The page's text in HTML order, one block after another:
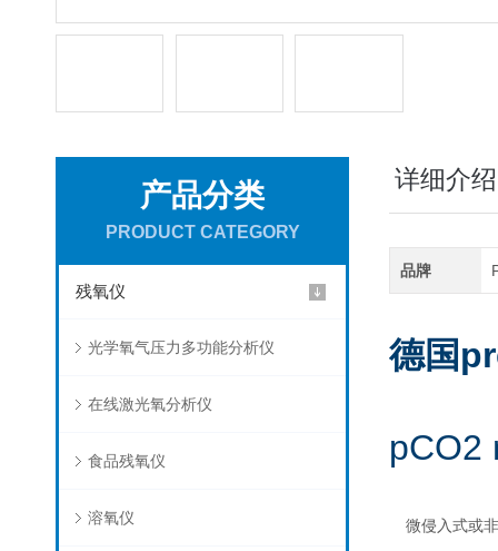
产品分类
PRODUCT CATEGORY
残氧仪
光学氧气压力多功能分析仪
在线激光氧分析仪
食品残氧仪
溶氧仪
详细介绍
品牌
德国
pCO2
微侵入式或